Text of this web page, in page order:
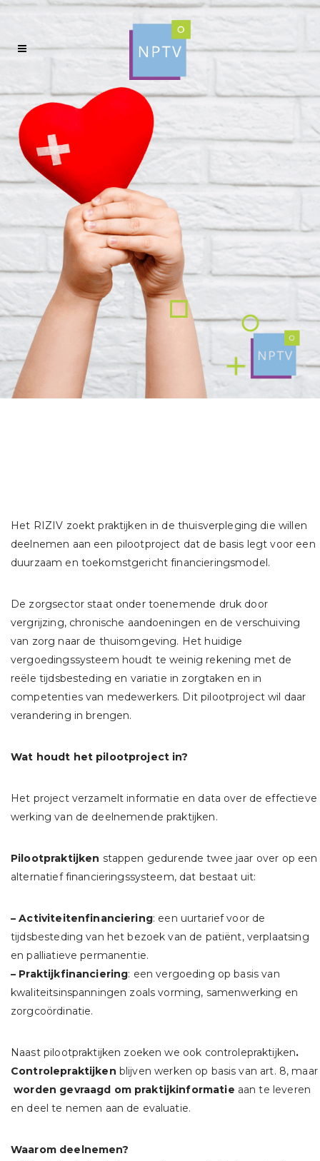
Het RIZIV zoekt praktijken in de thuisverpleging die willen
deelnemen aan een pilootproject dat de basis legt voor een
duurzaam en toekomstgericht financieringsmodel.
De zorgsector staat onder toenemende druk door
vergrijzing, chronische aandoeningen en de verschuiving
van zorg naar de thuisomgeving. Het huidige
vergoedingssysteem houdt te weinig rekening met de
reële tijdsbesteding en variatie in zorgtaken en in
competenties van medewerkers. Dit pilootproject wil daar
verandering in brengen.
Wat houdt het pilootproject in?
Het project verzamelt informatie en data over de effectieve
werking van de deelnemende praktijken.
Pilootpraktijken stappen gedurende twee jaar over op een
alternatief financieringssysteem, dat bestaat uit:
– Activiteitenfinanciering: een uurtarief voor de
tijdsbesteding van het bezoek van de patiënt, verplaatsing
en palliatieve permanentie.
– Praktijkfinanciering: een vergoeding op basis van
kwaliteitsinspanningen zoals vorming, samenwerking en
zorgcoördinatie.
Naast pilootpraktijken zoeken we ook controlepraktijken.
Controlepraktijken blijven werken op basis van art. 8, maar
worden gevraagd om praktijkinformatie aan te leveren
en deel te nemen aan de evaluatie.
Waarom deelnemen?